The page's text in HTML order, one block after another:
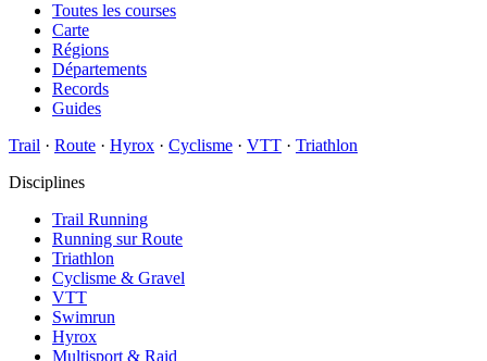
Toutes les courses
Carte
Régions
Départements
Records
Guides
Trail · Route · Hyrox · Cyclisme · VTT · Triathlon
Disciplines
Trail Running
Running sur Route
Triathlon
Cyclisme & Gravel
VTT
Swimrun
Hyrox
Multisport & Raid